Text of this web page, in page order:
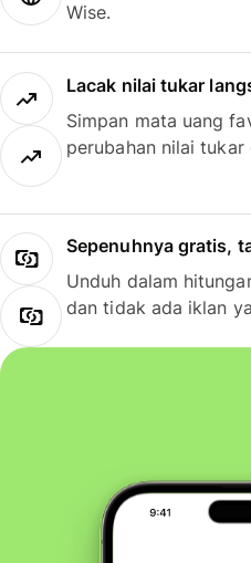
Wise.
Lacak nilai tukar
Simpan mata uang
perubahan nilai
Sepenuhnya gratis,
Unduh dalam
dan tidak ada iklan